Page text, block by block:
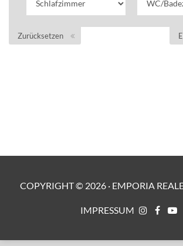
Zurücksetzen
COPYRIGHT © 2026· EMPORIA
IMPRESSUM